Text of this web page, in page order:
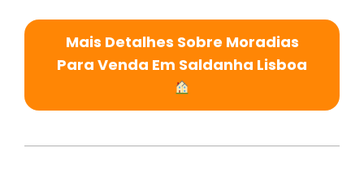
Mais Detalhes Sobre Moradias
Para Venda Em Saldanha Lisboa